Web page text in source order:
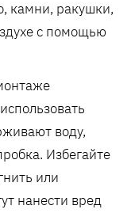
камни, ракушки,
с помощью
воду,
Избегайте
или
нанести вред